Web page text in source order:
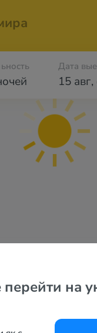
Дата
15 авг,
на